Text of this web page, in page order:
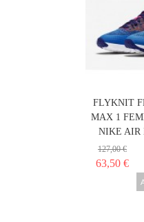
FLYKNIT
MAX 1
NIKE AIR
127,00 €
63,50 €